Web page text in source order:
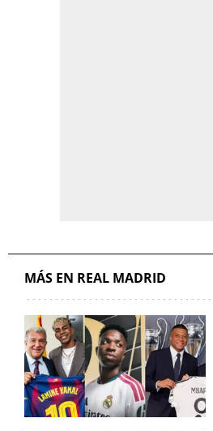
MÁS EN REAL MADRID